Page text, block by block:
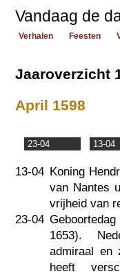
Vandaag de
Verhalen Feesten
Jaaroverzicht
April 1598
23-04 13-04
13-04 Koning
van Nantes
vrijheid van
23-04
1653).
admiraal en
heeft